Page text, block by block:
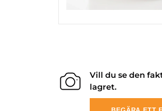
Vill du se den
lagret.